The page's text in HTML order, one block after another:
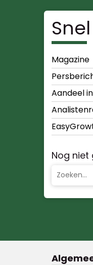
Magazine
Aandeel
Nog niet